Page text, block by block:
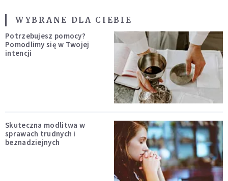
WYBRANE DLA CIEBIE
Potrzebujesz pomocy?
Pomodlimy się w Twojej
intencji
Skuteczna modlitwa w
sprawach trudnych i
beznadziejnych